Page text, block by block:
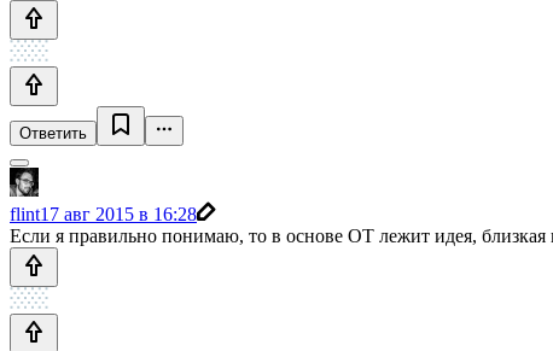
Ответить
flint17 авг 2015 в 16:28
Если я правильно понимаю, то в основе OT лежит идея, близкая